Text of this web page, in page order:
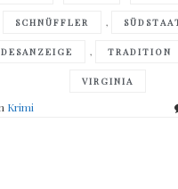
SCHNÜFFLER ,
, TRADITION
VIRGINIA
Krimi